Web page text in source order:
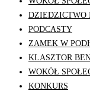
DZIEDZICTWO
PODCASTY
ZAMEK W
KLASZTOR
WOKÓŁ
KONKURS